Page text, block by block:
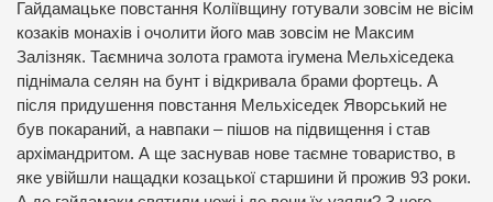
Гайдамацьке повстання Коліївщину готували зовсім не вісім
козаків монахів і очолити його мав зовсім не Максим
Залізняк. Таємнича золота грамота ігумена Мельхіседека
піднімала селян на бунт і відкривала брами фортець. А
після придушення повстання Мельхіседек Яворський не
був покараний, а навпаки – пішов на підвищення і став
архімандритом. А ще заснував нове таємне товариство, в
яке увійшли нащадки козацької старшини й прожив 93 роки.